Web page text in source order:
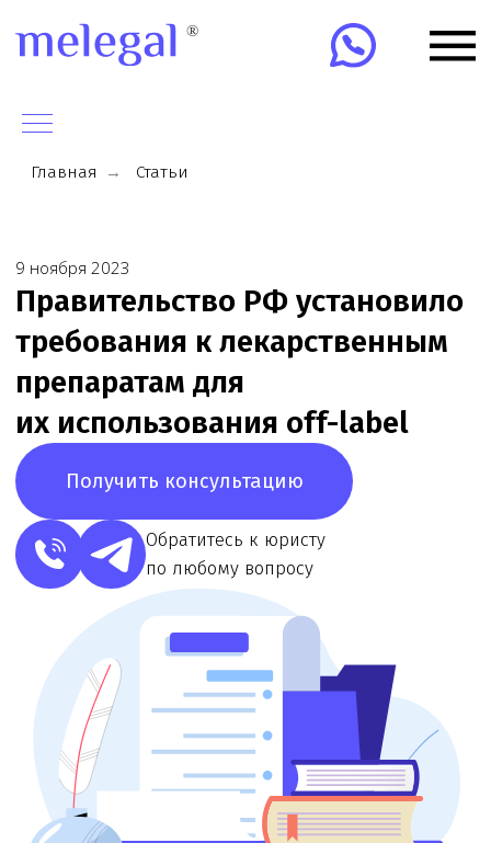
Главная
препаратам для
их использования off-label
Получить консультацию
Обратитесь к юристу
Более 8 лет работы
с мед. организациями
8+
Узкая
специализация,
опытные юристы